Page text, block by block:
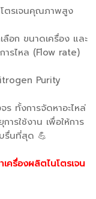
ตรเจนคุณภาพสูง
ลือก ขนาดเครื่อง และ
ารไหล (Flow rate)
Purity
ร ทั้งการจัดหาอะไหล่
รใช้งาน เพื่อให้การ
รื่นที่สุด 💪
เครื่องผลิตไนโตรเจน